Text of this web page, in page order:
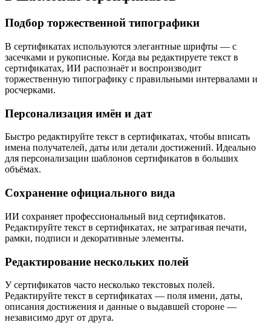
Подбор торжественной типографики
В сертификатах используются элегантные шрифты — с
засечками и рукописные. Когда вы редактируете текст в
сертификатах, ИИ распознаёт и воспроизводит
торжественную типографику с правильными интервалами и
росчерками.
Персонализация имён и дат
Быстро редактируйте текст в сертификатах, чтобы вписать
имена получателей, даты или детали достижений. Идеально
для персонализации шаблонов сертификатов в больших
объёмах.
Сохранение официального вида
ИИ сохраняет профессиональный вид сертификатов.
Редактируйте текст в сертификатах, не затрагивая печати,
рамки, подписи и декоративные элементы.
Редактирование нескольких полей
У сертификатов часто несколько текстовых полей.
Редактируйте текст в сертификатах — поля имени, даты,
описания достижения и данные о выдавшей стороне —
независимо друг от друга.